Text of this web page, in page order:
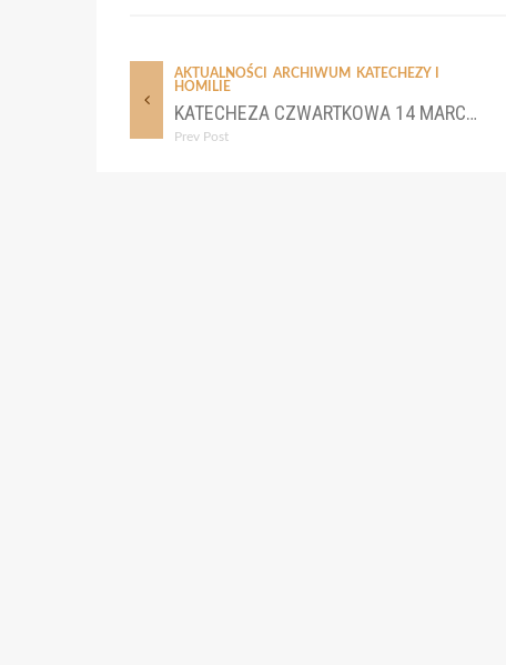
AKTUALNOŚCI ARCHIWUM
KATECHEZY I
HOMILIE
KATECHEZA CZWARTKOWA 14 MARCA 2019 R.
Prev Post